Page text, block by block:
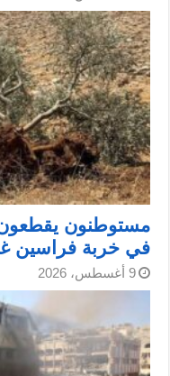
مستوطنون
في خربة فراسين
9 أغسطس، 2026